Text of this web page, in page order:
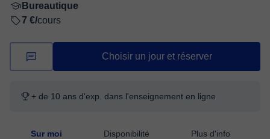
Bureautique
7 €/cours
Choisir un jour et réserver
+ de 10 ans d'exp. dans l'enseignement en ligne
Sur moi Disponibilité Plus d'info